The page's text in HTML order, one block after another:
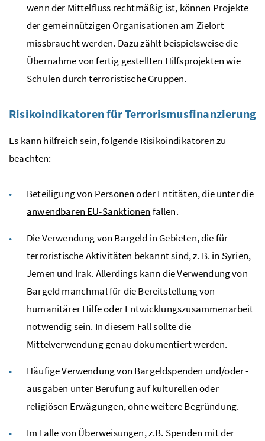
wenn der Mittelfluss rechtmäßig ist, können Projekte
der gemeinnützigen Organisationen am Zielort
missbraucht werden. Dazu zählt beispielsweise die
Übernahme von fertig gestellten Hilfsprojekten wie
Schulen durch terroristische Gruppen.
Risikoindikatoren für Terrorismusfinanzierung
Es kann hilfreich sein, folgende Risikoindikatoren zu
beachten:
Beteiligung von Personen oder Entitäten, die unter die
anwendbaren EU-Sanktionen fallen.
Die Verwendung von Bargeld in Gebieten, die für
terroristische Aktivitäten bekannt sind, z. B. in Syrien,
Jemen und Irak. Allerdings kann die Verwendung von
Bargeld manchmal für die Bereitstellung von
humanitärer Hilfe oder Entwicklungszusammenarbeit
notwendig sein. In diesem Fall sollte die
Mittelverwendung genau dokumentiert werden.
Häufige Verwendung von Bargeldspenden und/oder -
ausgaben unter Berufung auf kulturellen oder
religiösen Erwägungen, ohne weitere Begründung.
Im Falle von Überweisungen, z.B. Spenden mit der